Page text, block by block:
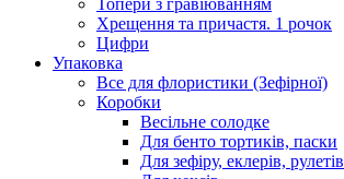
Топери з гравіюванням
Хрещення та причастя. 1 рочок
Цифри
Упаковка
Все для флористики (Зефірної)
Коробки
Весільне солодке
Для бенто тортиків, паски
Для зефіру, еклерів, рулетів